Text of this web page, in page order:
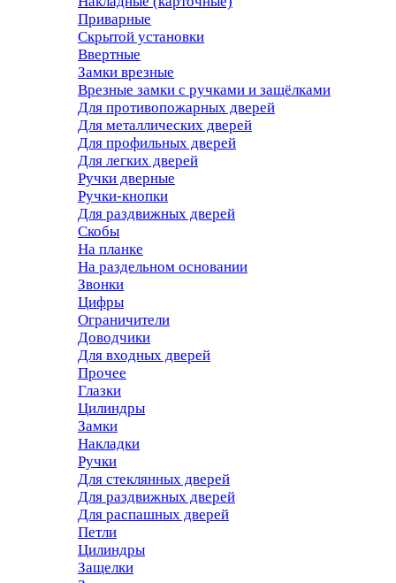
Приварные
Скрытой установки
Ввертные
Замки врезные
Врезные замки с ручками и защёлками
Для противопожарных дверей
Для металлических дверей
Для профильных дверей
Для легких дверей
Ручки дверные
Ручки-кнопки
Для раздвижных дверей
Скобы
На планке
На раздельном основании
Звонки
Цифры
Ограничители
Доводчики
Для входных дверей
Прочее
Глазки
Цилиндры
Замки
Накладки
Ручки
Для стеклянных дверей
Для раздвижных дверей
Для распашных дверей
Петли
Цилиндры
Защелки